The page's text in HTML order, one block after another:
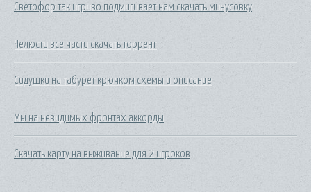
Светофор так игриво подмигивает нам скачать минусовку
Челюсти все части скачать торрент
Сидушки на табурет крючком схемы и описание
Мы на невидимых фронтах аккорды
Скачать карту на выживание для 2 игроков